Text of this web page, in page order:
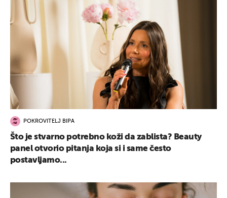
POKROVITELJ BIPA
Što je stvarno potrebno koži da zablista? Beauty
panel otvorio pitanja koja si i same često
postavljamo...